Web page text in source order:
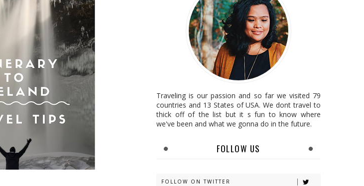
Traveling is our passion and so far we visited 79
countries and 13 States of USA. We dont travel to
thick off of the list but it s fun to know where
we've been and what we gonna do in the future.
FOLLOW US
FOLLOW ON TWITTER